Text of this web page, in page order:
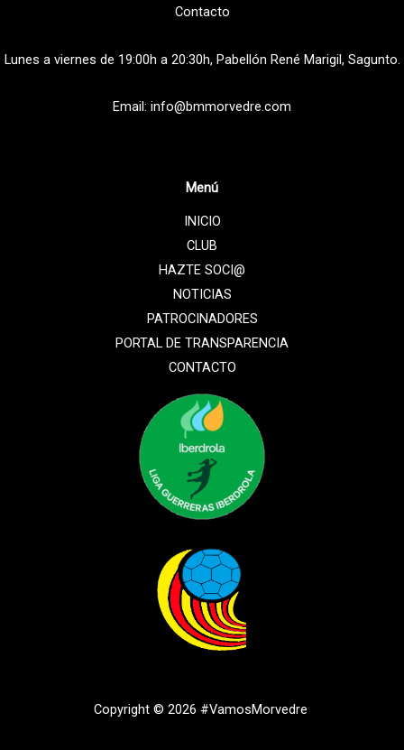
Contacto
Lunes a viernes de 19:00h a 20:30h, Pabellón René Marigil, Sagunto.
Email: info@bmmorvedre.com
Menú
INICIO
CLUB
HAZTE SOCI@
NOTICIAS
PATROCINADORES
PORTAL DE TRANSPARENCIA
CONTACTO
Copyright © 2026 #VamosMorvedre